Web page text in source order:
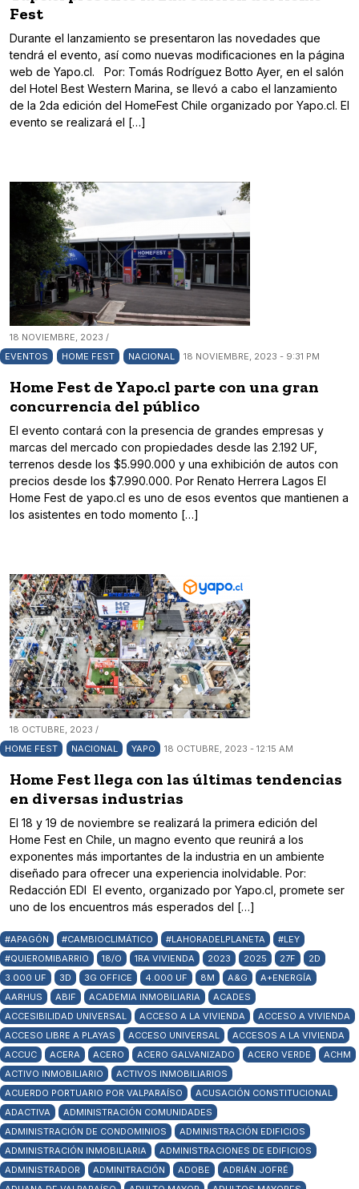
Fest
Durante el lanzamiento se presentaron las novedades que
tendrá el evento, así como nuevas modificaciones en la página
web de Yapo.cl. Por: Tomás Rodríguez Botto Ayer, en el salón
del Hotel Best Western Marina, se llevó a cabo el lanzamiento
de la 2da edición del HomeFest Chile organizado por Yapo.cl. El
evento se realizará el […]
18 NOVIEMBRE, 2023 /
EVENTOS
HOME FEST NACIONAL 18 NOVIEMBRE, 2023 - 9:31 PM
Home Fest de Yapo.cl parte con una gran
concurrencia del público
El evento contará con la presencia de grandes empresas y
marcas del mercado con propiedades desde las 2.192 UF,
terrenos desde los $5.990.000 y una exhibición de autos con
precios desde los $7.990.000. Por Renato Herrera Lagos El
Home Fest de yapo.cl es uno de esos eventos que mantienen a
los asistentes en todo momento […]
18 OCTUBRE, 2023 /
HOME FEST
NACIONAL YAPO 18 OCTUBRE, 2023 - 12:15 AM
Home Fest llega con las últimas tendencias
en diversas industrias
El 18 y 19 de noviembre se realizará la primera edición del
Home Fest en Chile, un magno evento que reunirá a los
exponentes más importantes de la industria en un ambiente
diseñado para ofrecer una experiencia inolvidable. Por:
Redacción EDI El evento, organizado por Yapo.cl, promete ser
uno de los encuentros más esperados del […]
#APAGÓN #CAMBIOCLIMÁTICO #LAHORADELPLANETA
#LEY
#QUIEROMIBARRIO
18/O 1RA VIVIENDA 2023 2025 27F
2D
3.000 UF
3D 3G OFFICE 4.000 UF 8M A&G
A+ENERGÍA
AARHUS
ABIF ACADEMIA INMOBILIARIA
ACADES
ACCESIBILIDAD UNIVERSAL
ACCESO A LA VIVIENDA
ACCESO A VIVIENDA
ACCESO LIBRE A PLAYAS
ACCESO UNIVERSAL
ACCESOS A LA VIVIENDA
ACCUC
ACERA ACERO ACERO GALVANIZADO ACERO VERDE
ACHM
ACTIVO INMOBILIARIO
ACTIVOS INMOBILIARIOS
ACUERDO PORTUARIO POR VALPARAÍSO
ACUSACIÓN CONSTITUCIONAL
ADACTIVA
ADMINISTRACIÓN COMUNIDADES
ADMINISTRACIÓN DE CONDOMINIOS
ADMINISTRACIÓN EDIFICIOS
ADMINISTRACIÓN INMOBILIARIA
ADMINISTRACIONES DE EDIFICIOS
ADMINISTRADOR
ADMINITRACIÓN ADOBE
ADRIÁN JOFRÉ